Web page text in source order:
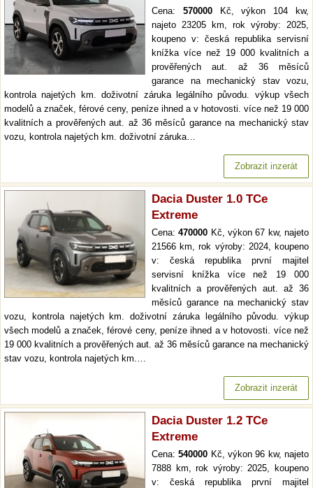
Cena: 570000Kč, výkon 104 kw,
najeto 23205 km, rok výroby: 2025,
koupeno v: česká republika servisní
knížka více než 19 000 kvalitních a
prověřených aut. až 36 měsíců
garance na mechanický stav vozu,
kontrola najetých km. doživotní záruka legálního původu. výkup všech
modelů a značek, férové ceny, peníze ihned a v hotovosti. více než 19 000
kvalitních a prověřených aut. až 36 měsíců garance na mechanický stav
vozu, kontrola najetých km. doživotní záruka…
Zobrazit inzerát
Dacia Duster 1.0 TCe
Extreme
Cena:470000 Kč, výkon 67 kw, najeto
21566 km, rok výroby: 2024, koupeno
v: česká republika první majitel
servisní knížka více než 19 000
kvalitních a prověřených aut. až 36
měsíců garance na mechanický stav
vozu, kontrola najetých km. doživotní záruka legálního původu. výkup
všech modelů a značek, férové ceny, peníze ihned a v hotovosti. více než
19 000 kvalitních a prověřených aut. až 36 měsíců garance na mechanický
stav vozu, kontrola najetých km.…
Zobrazit inzerát
Dacia Duster 1.2 TCe
Extreme
Cena:540000 Kč, výkon 96 kw, najeto
7888 km, rok výroby: 2025, koupeno
v: česká republika první majitel